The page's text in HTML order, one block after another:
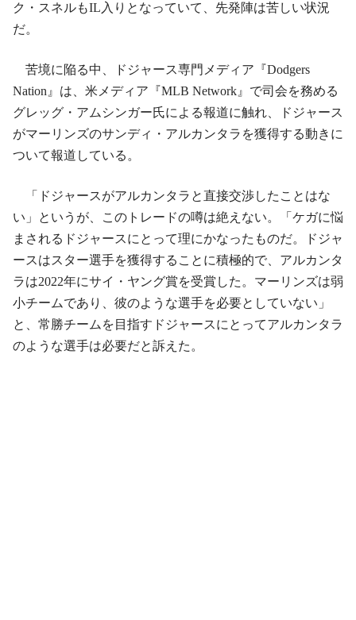
ク・スネルもIL入りとなっていて、先発陣は苦しい状況
だ。
苦境に陥る中、ドジャース専門メディア『Dodgers
Nation』は、米メディア『MLB Network』で司会を務める
グレッグ・アムシンガー氏による報道に触れ、ドジャース
がマーリンズのサンディ・アルカンタラを獲得する動きに
ついて報道している。
「ドジャースがアルカンタラと直接交渉したことはな
い」というが、このトレードの噂は絶えない。「ケガに悩
まされるドジャースにとって理にかなったものだ。ドジャ
ースはスター選手を獲得することに積極的で、アルカンタ
ラは2022年にサイ・ヤング賞を受賞した。マーリンズは弱
小チームであり、彼のような選手を必要としていない」
と、常勝チームを目指すドジャースにとってアルカンタラ
のような選手は必要だと訴えた。